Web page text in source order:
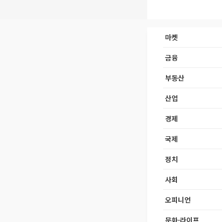
마켓
금융
부동산
산업
경제
국제
정치
사회
오피니언
문화·라이프